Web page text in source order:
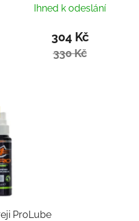
Bearing Remover by
Ihned k odeslání
304 Kč
330 Kč
ProLube